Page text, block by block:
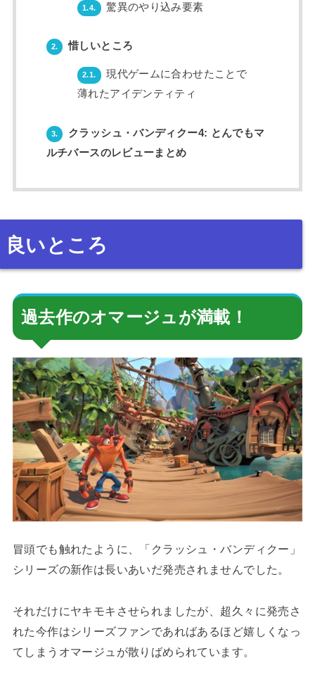
1.4. 驚異のやり込み要素
2. 惜しいところ
2.1.
現代ゲームに合わせたことで
薄れたアイデンティティ
3.
クラッシュ・バンディクー4: とんでもマ
ルチバースのレビューまとめ
良いところ
過去作のオマージュが満載！
冒頭でも触れたように、「クラッシュ・バンディクー」
シリーズの新作は長いあいだ発売されませんでした。
それだけにヤキモキさせられましたが、超久々に発売さ
れた今作はシリーズファンであればあるほど嬉しくなっ
てしまうオマージュが散りばめられています。